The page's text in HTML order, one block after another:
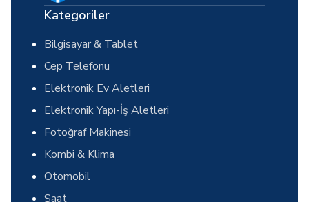
Kategoriler
Bilgisayar & Tablet
Cep Telefonu
Elektronik Ev Aletleri
Elektronik Yapı-İş Aletleri
Fotoğraf Makinesi
Kombi & Klima
Otomobil
Saat